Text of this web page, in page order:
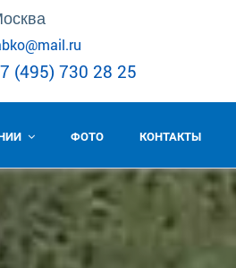
(495) 730 28 25
ФОТО КОНТАКТЫ